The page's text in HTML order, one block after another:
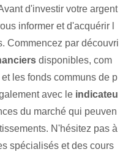
d'investir votre argent
informer et d'acquérir l
Commencez par⁢ découvri
disponibles, com
les fonds communs de p
avec le⁤ indicateu
du marché qui peuven
N'hésitez pas à
spécialisés et des cours